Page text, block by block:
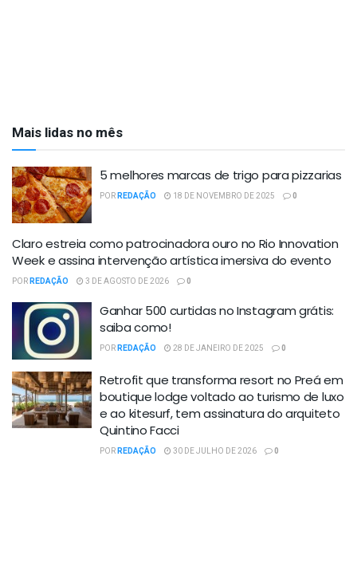
Mais lidas no mês
5 melhores marcas de trigo para pizzarias
PORREDAÇÃO 18 DE NOVEMBRO DE 2025 0
Claro estreia como patrocinadora ouro no Rio Innovation
Week e assina intervenção artística imersiva do evento
PORREDAÇÃO 3 DE AGOSTO DE 2026 0
Ganhar 500 curtidas no Instagram grátis:
saiba como!
PORREDAÇÃO 28 DE JANEIRO DE 2025 0
Retrofit que transforma resort no Preá em
boutique lodge voltado ao turismo de luxo
e ao kitesurf, tem assinatura do arquiteto
Quintino Facci
PORREDAÇÃO 30 DE JULHO DE 2026 0